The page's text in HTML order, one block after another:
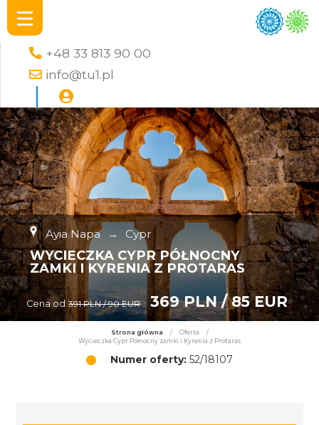
+48 33 813 90 00
info@tu1.pl
Ayia Napa → Cypr
WYCIECZKA CYPR PÓŁNOCNY
ZAMKI I KYRENIA Z PROTARAS
Cena od 391 PLN / 90 EUR 369 PLN / 85 EUR
Strona główna / Oferta
/
Wycieczka Cypr Północny zamki i Kyrenia z Protaras
Numer oferty: 52/18107